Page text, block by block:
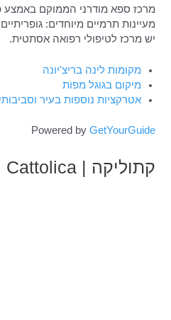
מרכז ספא מודרני הממוקם באמצע
מעיינות תרמיים מיוחדים:
יש מרכז לטיפולי רפואה אסתטית.
מקומות לינה בריצ'יונה
מיקום בגוגל מפות
אטרקציות נוספות בעיר
Powered by GetYourGuide
קתוליקה | Cattolica